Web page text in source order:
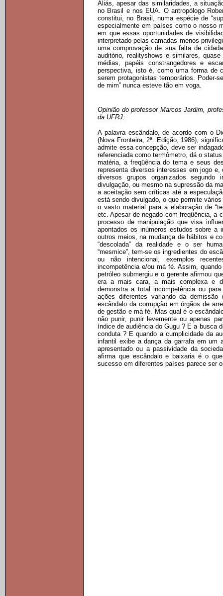
Aliás, apesar das similaridades, a
no Brasil e nos EUA. O antropólogo
constitui, no Brasil, numa espécie de
especialmente em países como o nosso
em que essas oportunidades de
interpretado pelas camadas menos
uma comprovação de sua falta de
auditório, realityshows e similares,
médias, papéis constrangedores e
perspectiva, isto é, como uma forma de
serem protagonistas temporários. Poder-
de mim” nunca esteve tão em voga.
Opinião do professor Marcos Jardim,
da UFRJ:
A palavra escândalo, de acordo com o
(Nova Fronteira, 2ª. Edição, 1986),
admite essa concepção, deve ser
referenciada como termômetro, dá o
matéria, a freqüência do tema e seus
representa diversos interesses em jogo
diversos grupos organizados
divulgação, ou mesmo na supressão da
a aceitação sem críticas até a
está sendo divulgado, o que permite
o vasto material para a elaboração de
etc. Apesar de negado com freqüência, a
processo de manipulação que visa
apontados os inúmeros estudos sobre a
outros meios, na mudança de hábitos e
“descolada” da realidade e o ser
“mesmice”, tem-se os ingredientes do
ou não intencional, exemplos
incompetência e/ou má fé. Assim,
petróleo submergiu e o gerente afirmou
era a mais cara, a mais complexa e
demonstra a total incompetência ou
ações diferentes variando da
escândalo da corrupção em órgãos de
de gestão e má fé. Mas qual é o
não punir, punir levemente ou apenas
índice de audiência do Gugu ? E a busca
conduta ? E quando a cumplicidade da
infantil exibe a dança da garrafa em um
apresentado ou a passividade da
afirma que escândalo e baixaria é o
sucesso em diferentes países parece ser